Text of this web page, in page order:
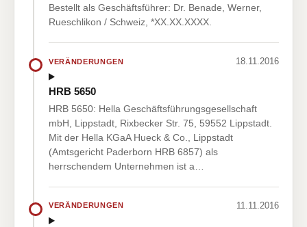
Bestellt als Geschäftsführer: Dr. Benade, Werner,
Rueschlikon / Schweiz, *XX.XX.XXXX.
VERÄNDERUNGEN 18.11.2016
HRB 5650
HRB 5650: Hella Geschäftsführungsgesellschaft
mbH, Lippstadt, Rixbecker Str. 75, 59552 Lippstadt.
Mit der Hella KGaA Hueck & Co., Lippstadt
(Amtsgericht Paderborn HRB 6857) als
herrschendem Unternehmen ist a…
VERÄNDERUNGEN 11.11.2016